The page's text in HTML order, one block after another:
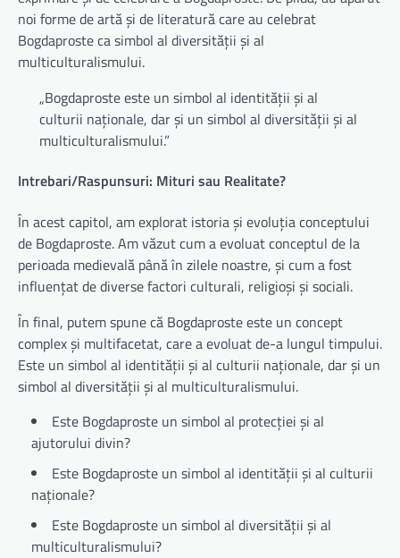
noi forme de artă și de literatură care au celebrat
Bogdaproste ca simbol al diversității și al
multiculturalismului.
„Bogdaproste este un simbol al identității și al
culturii naționale, dar și un simbol al diversității și al
multiculturalismului.”
Intrebari/Raspunsuri: Mituri sau Realitate?
În acest capitol, am explorat istoria și evoluția conceptului
de Bogdaproste. Am văzut cum a evoluat conceptul de la
perioada medievală până în zilele noastre, și cum a fost
influențat de diverse factori culturali, religioși și sociali.
În final, putem spune că Bogdaproste este un concept
complex și multifacetat, care a evoluat de-a lungul timpului.
Este un simbol al identității și al culturii naționale, dar și un
simbol al diversității și al multiculturalismului.
Este Bogdaproste un simbol al protecției și al
ajutorului divin?
Este Bogdaproste un simbol al identității și al culturii
naționale?
Este Bogdaproste un simbol al diversității și al
multiculturalismului?